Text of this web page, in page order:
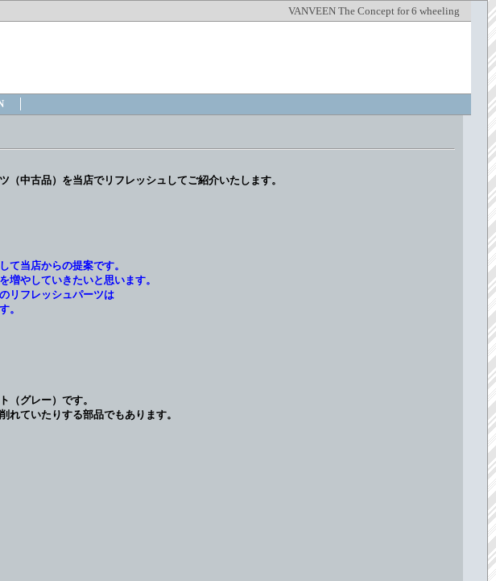
VANVEEN The Concept for 6 wheeling
中古品）を当店でリフレッシュしてご紹介いたします。
て当店からの提案です。
増やしていきたいと思います。
リフレッシュパーツは
。
（グレー）です。
れていたりする部品でもあります。